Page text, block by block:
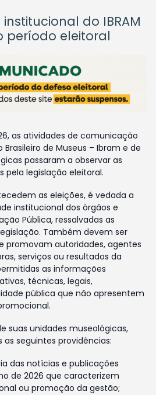
do IBRAM
período eleitoral
as atividades de comunicação
de Museus – Ibram e de
passaram a observar as
pela legislação eleitoral.
as eleições, é vedada a
institucional dos órgãos e
Pública, ressalvadas as
Também devem ser
promovam autoridades, agentes
serviços ou resultados da
as informações
técnicas, legais,
pública que não apresentem
suas unidades museológicas,
as seguintes providências:
das notícias e publicações
de 2026 que caracterizem
ou promoção da gestão;